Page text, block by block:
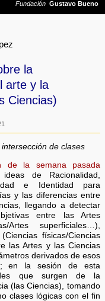
la
arte y la
Ciencias)
de clases
de la semana pasada
de Racionalidad,
e Identidad para
y las diferencias entre
llegando a detectar
entre las Artes
Artes superficiales…),
físicas/Ciencias
las Artes y las Ciencias
derivados de esos
; en la sesión de esta
que surgen de la
(las Ciencias), tomando
clases lógicas con el fin